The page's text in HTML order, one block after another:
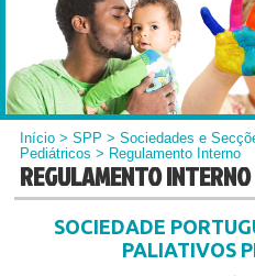
Início >SPP >Sociedades e
Pediátricos > Regulamento Interno
REGULAMENTO INTERNO
SOCIEDADE
PALIATIVOS